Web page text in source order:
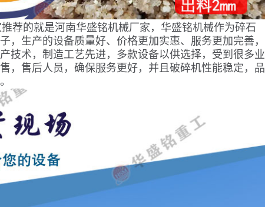
荐的就是河南华盛铭机械厂家，华盛铭机械作为碎石
，生产的设备质量好、价格更加实惠、服务更加完善，
技术，制造工艺先进，多款设备以供选择，受到很多业
，售后人员，确保服务更好，并且破碎机性能稳定，品